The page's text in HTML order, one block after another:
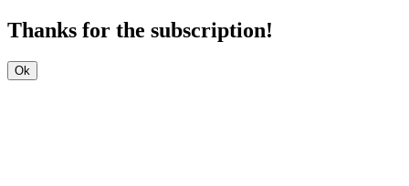
Thanks for the subscription!
Ok